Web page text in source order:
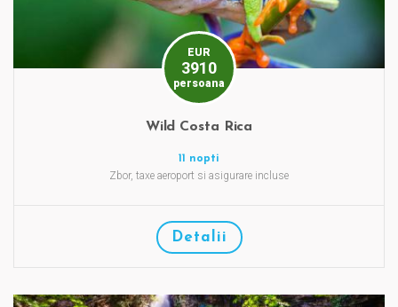
EUR
3910
persoana
Wild Costa Rica
11 nopti
Zbor, taxe aeroport si asigurare incluse
Detalii